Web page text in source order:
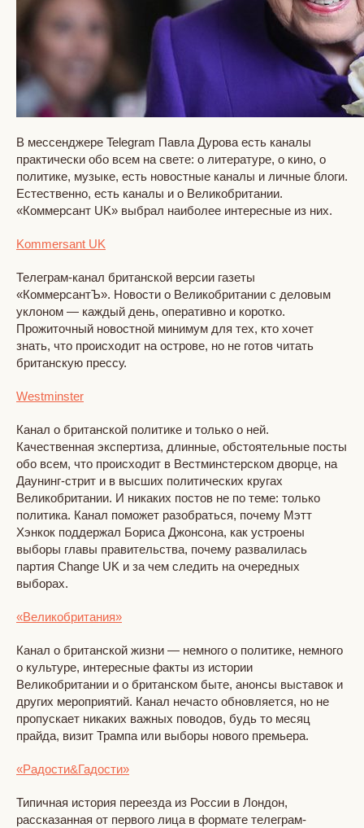
В мессенджере Telegram Павла Дурова есть каналы
практически обо всем на свете: о литературе, о кино, о
политике, музыке, есть новостные каналы и личные блоги.
Естественно, есть каналы и о Великобритании.
«Коммерсант UK» выбрал наиболее интересные из них.
Kommersant UK
Телеграм-канал британской версии газеты
«КоммерсантЪ». Новости о Великобритании с деловым
уклоном — каждый день, оперативно и коротко.
Прожиточный новостной минимум для тех, кто хочет
знать, что происходит на острове, но не готов читать
британскую прессу.
Westminster
Канал о британской политике и только о ней.
Качественная экспертиза, длинные, обстоятельные посты
обо всем, что происходит в Вестминстерском дворце, на
Даунинг-стрит и в высших политических кругах
Великобритании. И никаких постов не по теме: только
политика. Канал поможет разобраться, почему Мэтт
Хэнкок поддержал Бориса Джонсона, как устроены
выборы главы правительства, почему развалилась
партия Change UK и за чем следить на очередных
выборах.
«Великобритания»
Канал о британской жизни — немного о политике, немного
о культуре, интересные факты из истории
Великобритании и о британском быте, анонсы выставок и
других мероприятий. Канал нечасто обновляется, но не
пропускает никаких важных поводов, будь то месяц
прайда, визит Трампа или выборы нового премьера.
«Радости&Гадости»
Типичная история переезда из России в Лондон,
рассказанная от первого лица в формате телеграм-